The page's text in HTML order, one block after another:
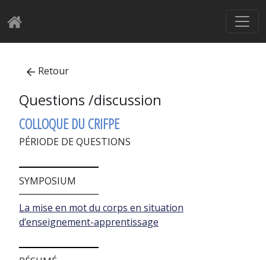
Retour
Questions /discussion
COLLOQUE DU CRIFPE
PÉRIODE DE QUESTIONS
SYMPOSIUM
La mise en mot du corps en situation
d’enseignement-apprentissage